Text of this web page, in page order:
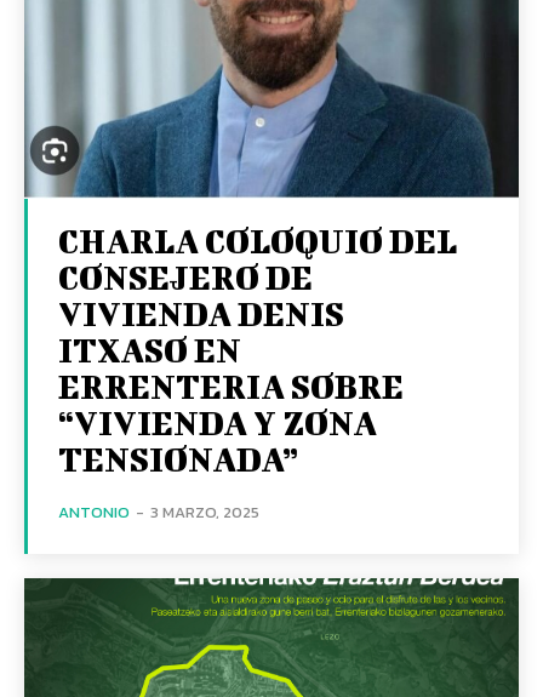
CHARLA COLOQUIO DEL
CONSEJERO DE
VIVIENDA DENIS
ITXASO EN
ERRENTERIA SOBRE
“VIVIENDA Y ZONA
TENSIONADA”
ANTONIO - 3 MARZO, 2025